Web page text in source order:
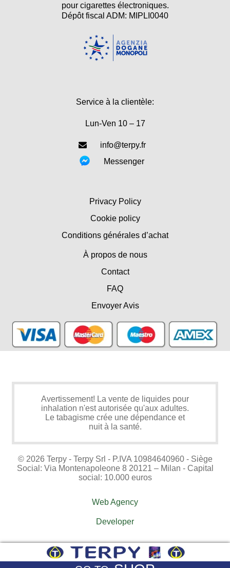
pour cigarettes électroniques.
Dépôt fiscal ADM: MIPLI0040
Service à la clientèle:
Lun-Ven 10 – 17
info@terpy.fr
Messenger
Privacy Policy
Cookie policy
Conditions générales d’achat
À propos de nous
Contact
FAQ
Envoyer Avis
Avertissement! La vente de liquides pour
inhalation n'est autorisée qu'aux adultes.
Le tabagisme crée une dépendance et
nuit à la santé.
© 2026 Terpy - Terpy Srl - P.IVA 10984640960 - Siège
Social: Via Montenapoleone 8 20121 – Milan - Capital
social: 10.000 euros
Web Agency
Developer